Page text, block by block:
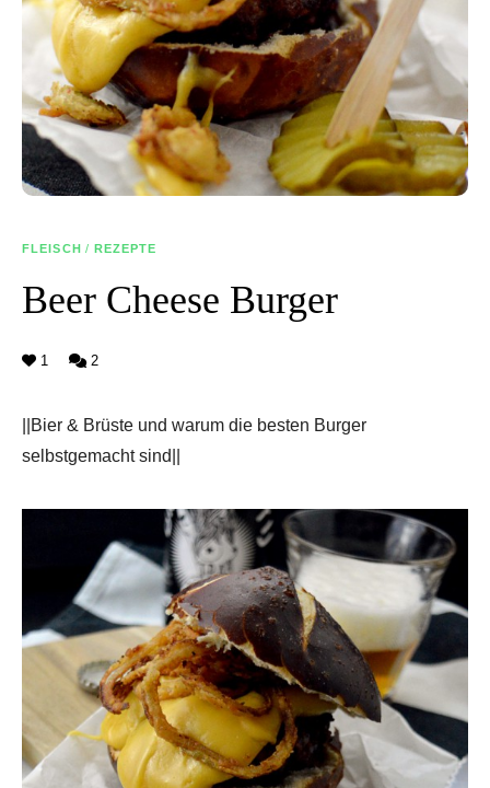
FLEISCH / REZEPTE
Beer Cheese Burger
1 2
||Bier & Brüste und warum die besten Burger
selbstgemacht sind||